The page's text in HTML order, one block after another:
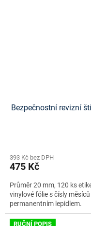
Bezpečnostní revizní
393 Kč bez DPH
475 Kč
Průměr 20 mm, 120 ks
vinylové fólie s čísly
permanentním lepidlem.
RUČNÍ POPIS